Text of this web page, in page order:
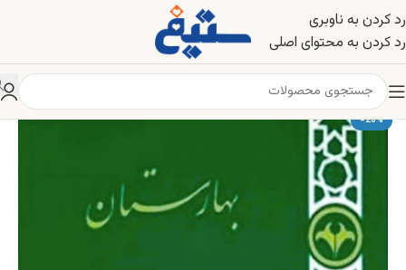
رد کردن به ناوبری
رد کردن به محتوای اصلی
-20%